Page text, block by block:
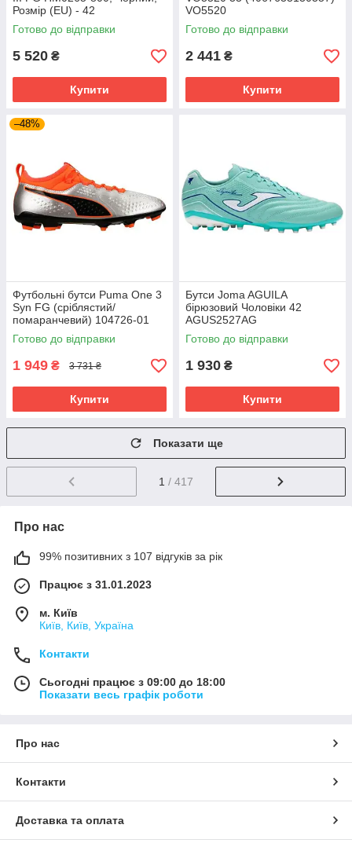
Розмір (EU) - 42
Готово до відправки
5 520 ₴
Купити
VO5520
Готово до відправки
2 441 ₴
Купити
–48%
Футбольні бутси Puma One 3
Syn FG (сріблястий/
помаранчевий) 104726-01
Розмір EU: 46
Готово до відправки
1 949 ₴ 3 731 ₴
Купити
Бутси Joma AGUILA
бірюзовий Чоловіки 42
AGUS2527AG
Готово до відправки
1 930 ₴
Купити
Показати ще
1 / 417
Про нас
99% позитивних з 107 відгуків за рік
Працює з 31.01.2023
м. Київ
Київ, Київ, Україна
Контакти
Сьогодні працює з 09:00 до 18:00
Показати весь графік роботи
Про нас
Контакти
Доставка та оплата